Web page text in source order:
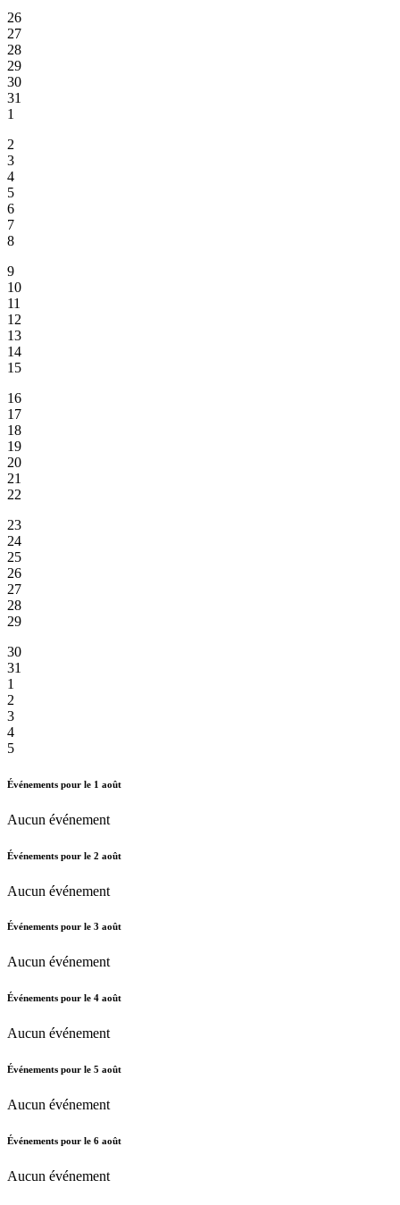
26
27
28
29
30
31
1
2
3
4
5
6
7
8
9
10
11
12
13
14
15
16
17
18
19
20
21
22
23
24
25
26
27
28
29
30
31
1
2
3
4
5
Événements pour le 1 août
Aucun événement
Événements pour le 2 août
Aucun événement
Événements pour le 3 août
Aucun événement
Événements pour le 4 août
Aucun événement
Événements pour le 5 août
Aucun événement
Événements pour le 6 août
Aucun événement